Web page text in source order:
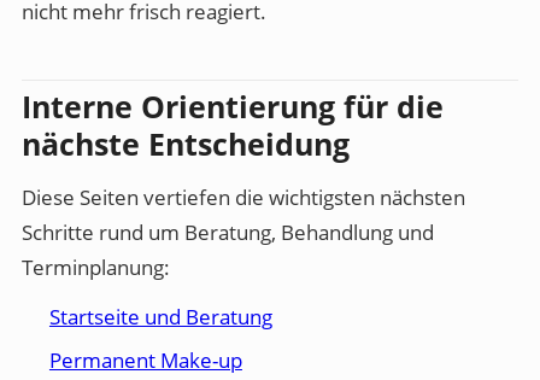
nicht mehr frisch reagiert.
Interne Orientierung für die
nächste Entscheidung
Diese Seiten vertiefen die wichtigsten nächsten
Schritte rund um Beratung, Behandlung und
Terminplanung:
Startseite und Beratung
Permanent Make-up